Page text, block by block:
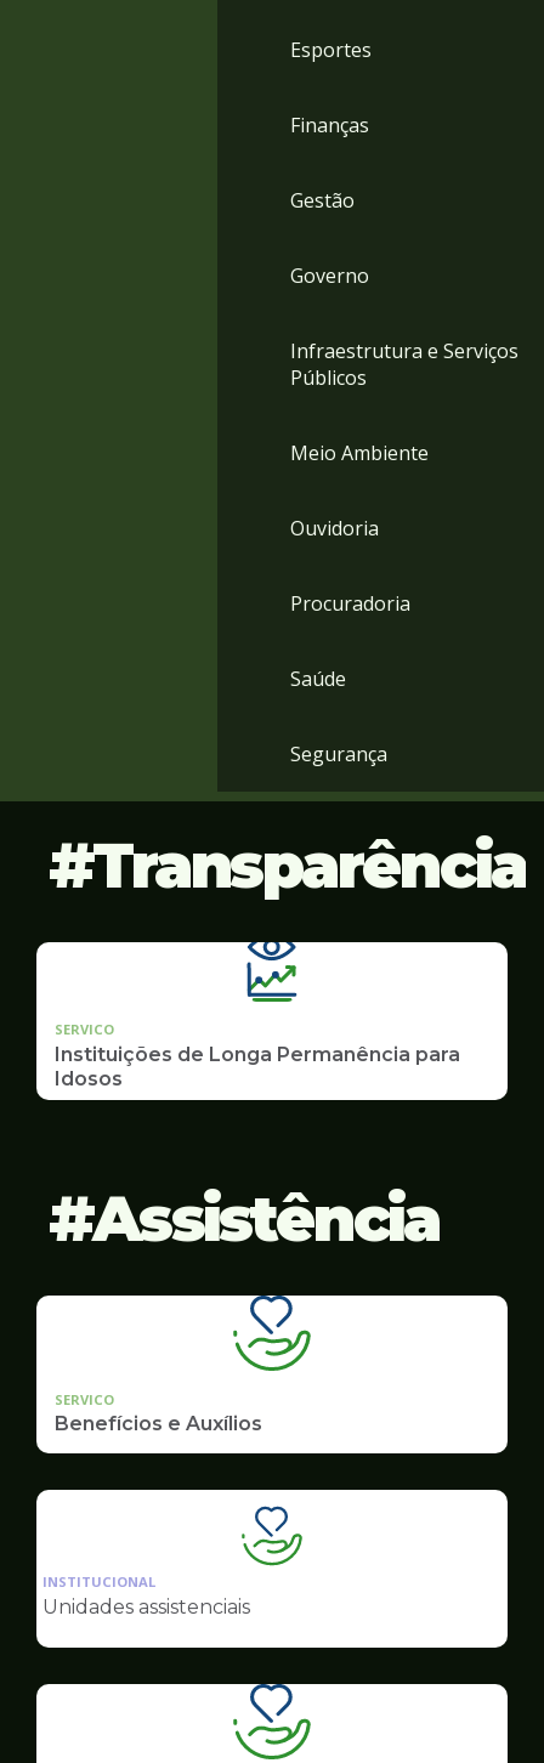
Esportes
Finanças
Gestão
Governo
Infraestrutura e Serviços
Públicos
Meio Ambiente
Ouvidoria
Procuradoria
Saúde
Segurança
Transparência
SERVICO
Instituições de Longa Permanência para
Idosos
Assistência
SERVICO
Benefícios e Auxílios
Ilustração
da
Assistência
INSTITUCIONAL
Unidades assistenciais